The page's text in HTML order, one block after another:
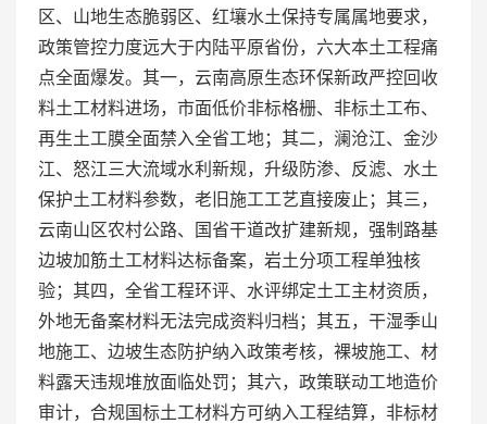
区、山地生态脆弱区、红壤水土保持专属属地要求，
政策管控力度远大于内陆平原省份，六大本土工程痛
点全面爆发。其一，云南高原生态环保新政严控回收
料土工材料进场，市面低价非标格栅、非标土工布、
再生土工膜全面禁入全省工地；其二，澜沧江、金沙
江、怒江三大流域水利新规，升级防渗、反滤、水土
保护土工材料参数，老旧施工工艺直接废止；其三，
云南山区农村公路、国省干道改扩建新规，强制路基
边坡加筋土工材料达标备案，岩土分项工程单独核
验；其四，全省工程环评、水评绑定土工主材资质，
外地无备案材料无法完成资料归档；其五，干湿季山
地施工、边坡生态防护纳入政策考核，裸坡施工、材
料露天违规堆放面临处罚；其六，政策联动工地造价
审计，合规国标土工材料方可纳入工程结算，非标材